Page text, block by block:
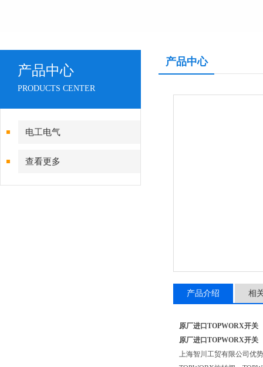
产品中心
PRODUCTS CENTER
电工电气
查看更多
产品中心
产品介绍 相
原厂进口TOPWORX开关
原厂进口TOPWORX开关
上海智川工贸有限公司优